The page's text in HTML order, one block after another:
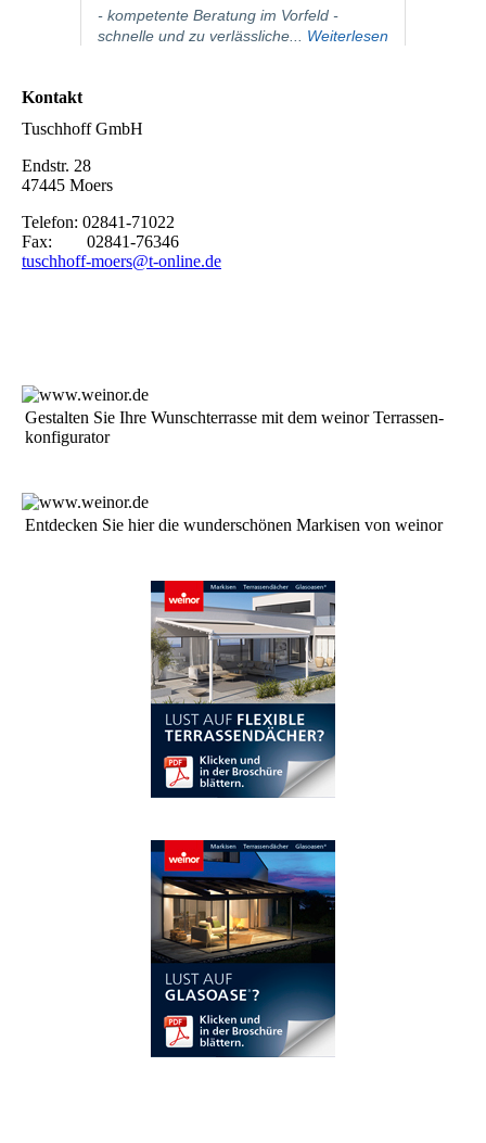
Kontakt
Tuschhoff GmbH
Endstr. 28
47445 Moers
Telefon: 02841-71022
Fax: 02841-76346
tuschhoff-moers@t-online.de
Ge­stal­ten Sie Ih­re Wunsch­ter­ras­se mit dem weinor Ter­ras­sen­
kon­fi­gu­ra­tor
Entdecken Sie hier die wun­der­schö­nen Mar­ki­sen von weinor